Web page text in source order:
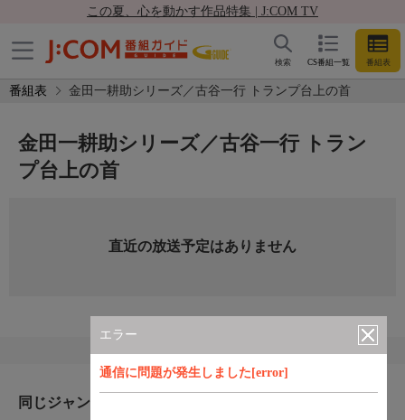
この夏、心を動かす作品特集 | J:COM TV
CS番組一覧 番組表
検索
番組表 金田一耕助シリーズ／古谷一行 トランプ台上の首
エラー
通信に問題が発生しました[error]
金田一耕助シリーズ／古谷一行 トラン
プ台上の首
直近の放送予定はありません
同じジャンルのおすすめ番組